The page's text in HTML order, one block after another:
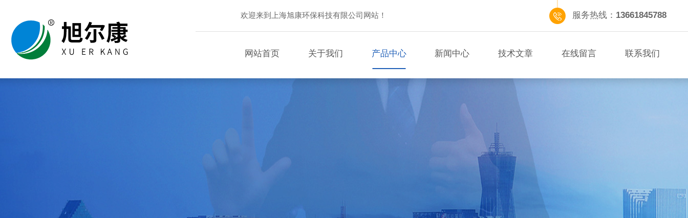
欢迎来到上海旭康环保科技有限公司网站！ 服务热线： 13661845788
网站首页 关于我们 产品中心 新闻中心 技术文章 在线留言 联系我们